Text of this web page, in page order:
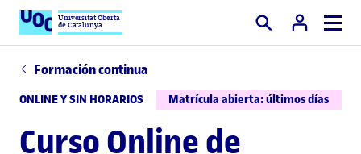
Universitat Oberta
de Catalunya Buscar
Formación continua
ONLINE Y SIN HORARIOS Matrícula abierta: últimos días
Curso Online de